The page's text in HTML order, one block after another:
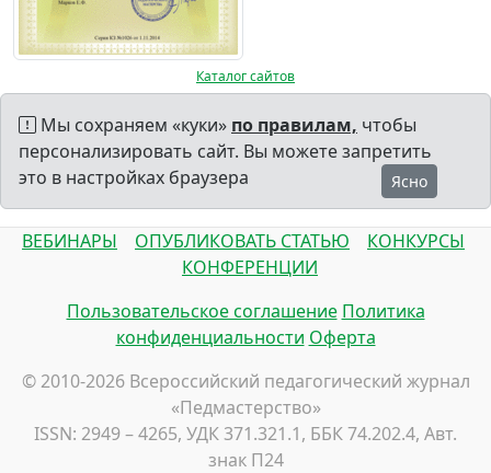
Каталог сайтов
Мы сохраняем «куки» по правилам, чтобы
персонализировать сайт. Вы можете запретить
это в настройках браузера
Ясно
ВЕБИНАРЫ ОПУБЛИКОВАТЬ СТАТЬЮ
КОНКУРСЫ
КОНФЕРЕНЦИИ
Пользовательское соглашение Политика
конфиденциальности Оферта
© 2010-2026 Всероссийский педагогический журнал
«Педмастерство»
ISSN: 2949 – 4265, УДК 371.321.1, ББК 74.202.4, Авт.
знак П24